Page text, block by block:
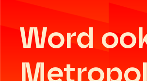
Word